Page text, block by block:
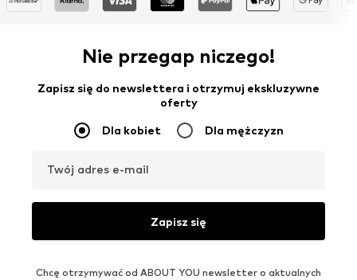
Nie przegap niczego!
Zapisz się do newslettera i otrzymuj ekskluzywne
oferty
Dla kobiet Dla mężczyzn
Twój adres e-mail
Zapisz się
Chcę otrzymywać od ABOUT YOU newsletter o aktualnych